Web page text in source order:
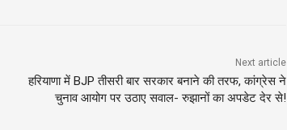
Next article
हरियाणा में BJP तीसरी बार सरकार बनाने की तरफ, कांग्रेस ने
चुनाव आयोग पर उठाए सवाल- रुझानों का अपडेट देर से!